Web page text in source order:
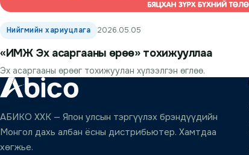
Нийгмийн хариуцлага 2026.05.05
«ИМЖ Эх асаргааны өрөө» тохижууллаа
Эх асаргааны өрөөг тохижуулан хүлээлгэн өглөө.
АБИКО ХХК — Япон улсын тэргүүлэх брэндүүдийн
Монгол дахь албан ёсны дистрибьютер. Хамтдаа
хөгжье.